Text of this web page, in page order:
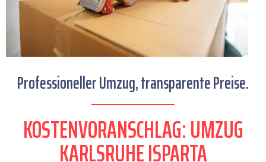
Professioneller Umzug, transparente Preise.
KOSTENVORANSCHLAG: UMZUG
KARLSRUHE ISPARTA